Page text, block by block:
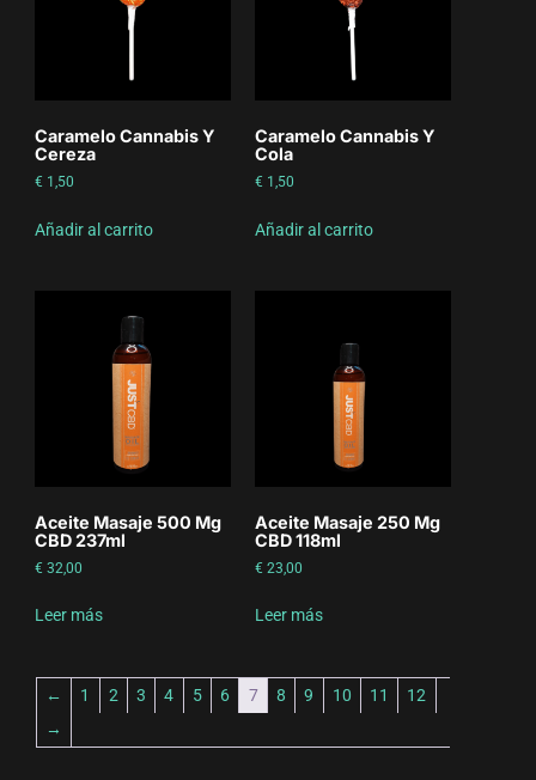
Caramelo Cannabis Y
Cereza
€ 1,50
Añadir al carrito
Caramelo Cannabis Y
Cola
€ 1,50
Añadir al carrito
Aceite Masaje 500 Mg
CBD 237ml
€ 32,00
Leer más
Aceite Masaje 250 Mg
CBD 118ml
€ 23,00
Leer más
← 1 2 3 4 5 6 7 8 9 10 11
12
→